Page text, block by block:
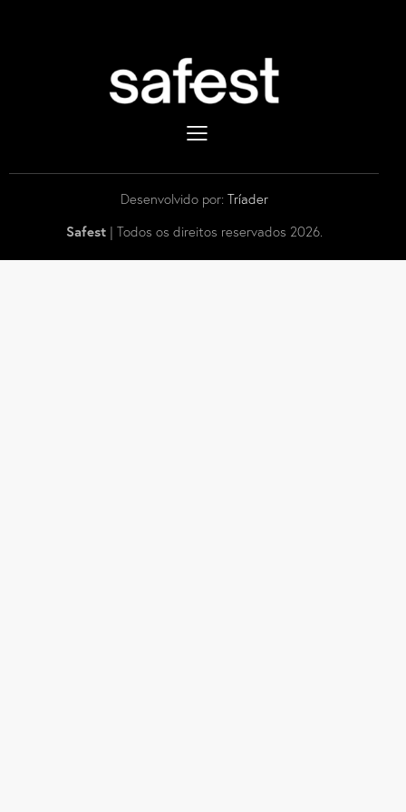
Desenvolvido por: Tríader
Safest| Todos os direitos reservados 2026.